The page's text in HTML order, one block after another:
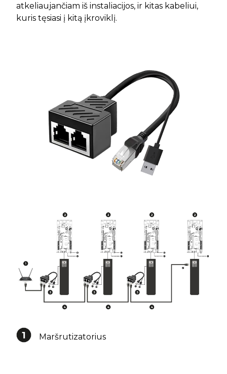
atkeliaujančiam iš instaliacijos, ir kitas kabeliui,
kuris tęsiasi į kitą įkroviklį.
Maršrutizatorius